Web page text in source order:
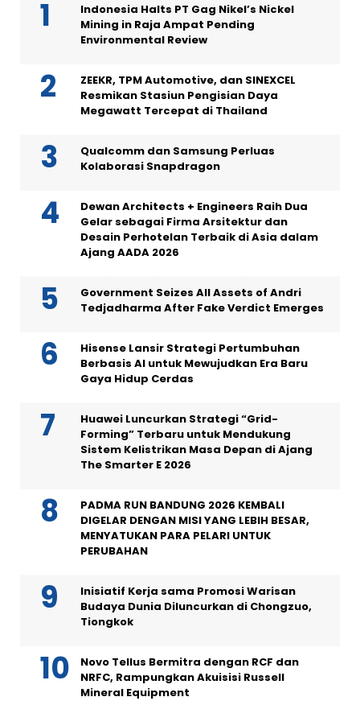
Indonesia Halts PT Gag Nikel’s Nickel
Mining in Raja Ampat Pending
Environmental Review
ZEEKR, TPM Automotive, dan SINEXCEL
Resmikan Stasiun Pengisian Daya
Megawatt Tercepat di Thailand
Qualcomm dan Samsung Perluas
Kolaborasi Snapdragon
Dewan Architects + Engineers Raih Dua
Gelar sebagai Firma Arsitektur dan
Desain Perhotelan Terbaik di Asia dalam
Ajang AADA 2026
Government Seizes All Assets of Andri
Tedjadharma After Fake Verdict Emerges
Hisense Lansir Strategi Pertumbuhan
Berbasis AI untuk Mewujudkan Era Baru
Gaya Hidup Cerdas
Huawei Luncurkan Strategi “Grid-
Forming” Terbaru untuk Mendukung
Sistem Kelistrikan Masa Depan di Ajang
The Smarter E 2026
PADMA RUN BANDUNG 2026 KEMBALI
DIGELAR DENGAN MISI YANG LEBIH BESAR,
MENYATUKAN PARA PELARI UNTUK
PERUBAHAN
Inisiatif Kerja sama Promosi Warisan
Budaya Dunia Diluncurkan di Chongzuo,
Tiongkok
Novo Tellus Bermitra dengan RCF dan
NRFC, Rampungkan Akuisisi Russell
Mineral Equipment